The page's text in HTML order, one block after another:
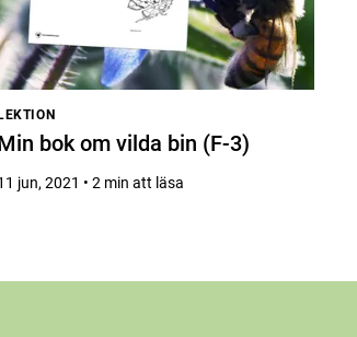
LEKTION
bok om vilda bin (F-3)
jun, 2021 • 2 min att läsa